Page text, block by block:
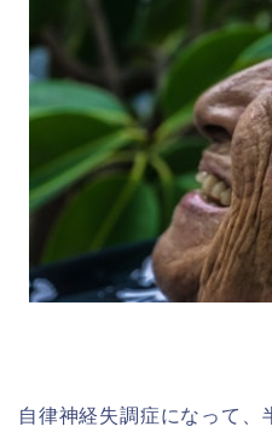
自律神経失調症になって、